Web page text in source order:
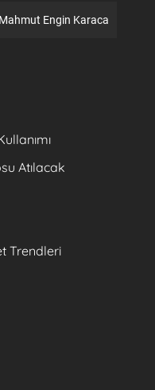
Mahmut Engin Karaca
Atılacak
Trendleri